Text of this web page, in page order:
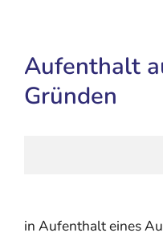
Aufenthalt
Gründen
in Aufenthalt eines